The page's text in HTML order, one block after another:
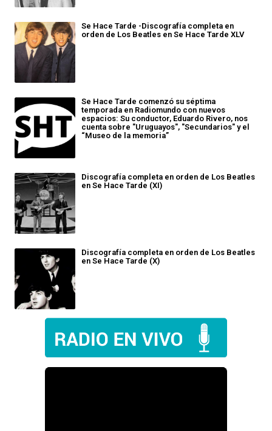
Se Hace Tarde -Discografía completa en
orden de Los Beatles en Se Hace Tarde XLV
Se Hace Tarde comenzó su séptima
temporada en Radiomundo con nuevos
espacios: Su conductor, Eduardo Rivero, nos
cuenta sobre "Uruguayos", "Secundarios" y el
“Museo de la memoria”
Discografía completa en orden de Los Beatles
en Se Hace Tarde (XI)
Discografía completa en orden de Los Beatles
en Se Hace Tarde (X)